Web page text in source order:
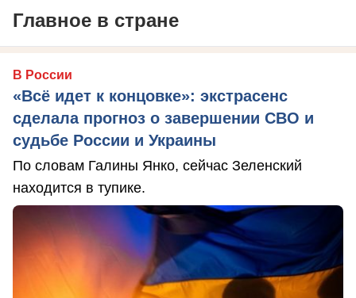
Главное в стране
В России
«Всё идет к концовке»: экстрасенс
сделала прогноз о завершении СВО и
судьбе России и Украины
По словам Галины Янко, сейчас Зеленский
находится в тупике.